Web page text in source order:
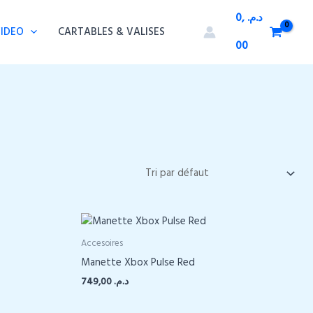
CARTABLES & VALISES
د.م. 0,
00
Accesoires
Manette Xbox Pulse Red
د.م.